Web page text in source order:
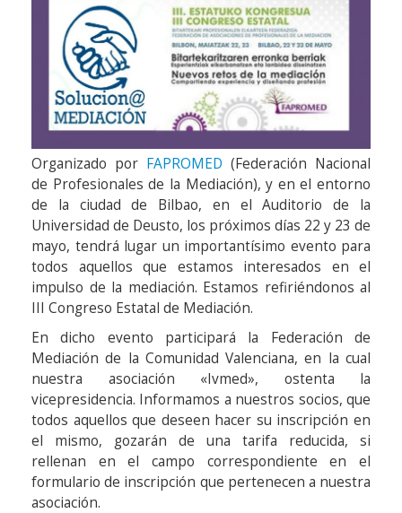
Organizado por FAPROMED (Federación Nacional
de Profesionales de la Mediación), y en el entorno
de la ciudad de Bilbao, en el Auditorio de la
Universidad de Deusto, los próximos días 22 y 23 de
mayo, tendrá lugar un importantísimo evento para
todos aquellos que estamos interesados en el
impulso de la mediación. Estamos refiriéndonos al
III Congreso Estatal de Mediación.
En dicho evento participará la Federación de
Mediación de la Comunidad Valenciana, en la cual
nuestra asociación «Ivmed», ostenta la
vicepresidencia. Informamos a nuestros socios, que
todos aquellos que deseen hacer su inscripción en
el mismo, gozarán de una tarifa reducida, si
rellenan en el campo correspondiente en el
formulario de inscripción que pertenecen a nuestra
asociación.